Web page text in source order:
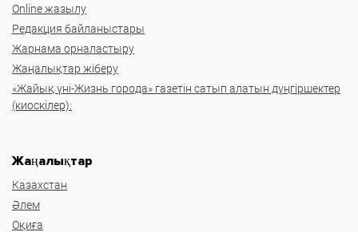
Online жазылу
Редакция байланыстары
Жарнама орналастыру
Жаңалықтар жіберу
«Жайық үні-Жизнь города» газетін сатып алатын дүңгіршектер
(киоскілер):
Жаңалықтар
Казахстан
Әлем
Оқиға